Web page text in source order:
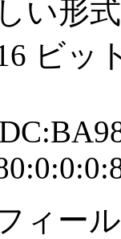
い形
ビッ
ィー